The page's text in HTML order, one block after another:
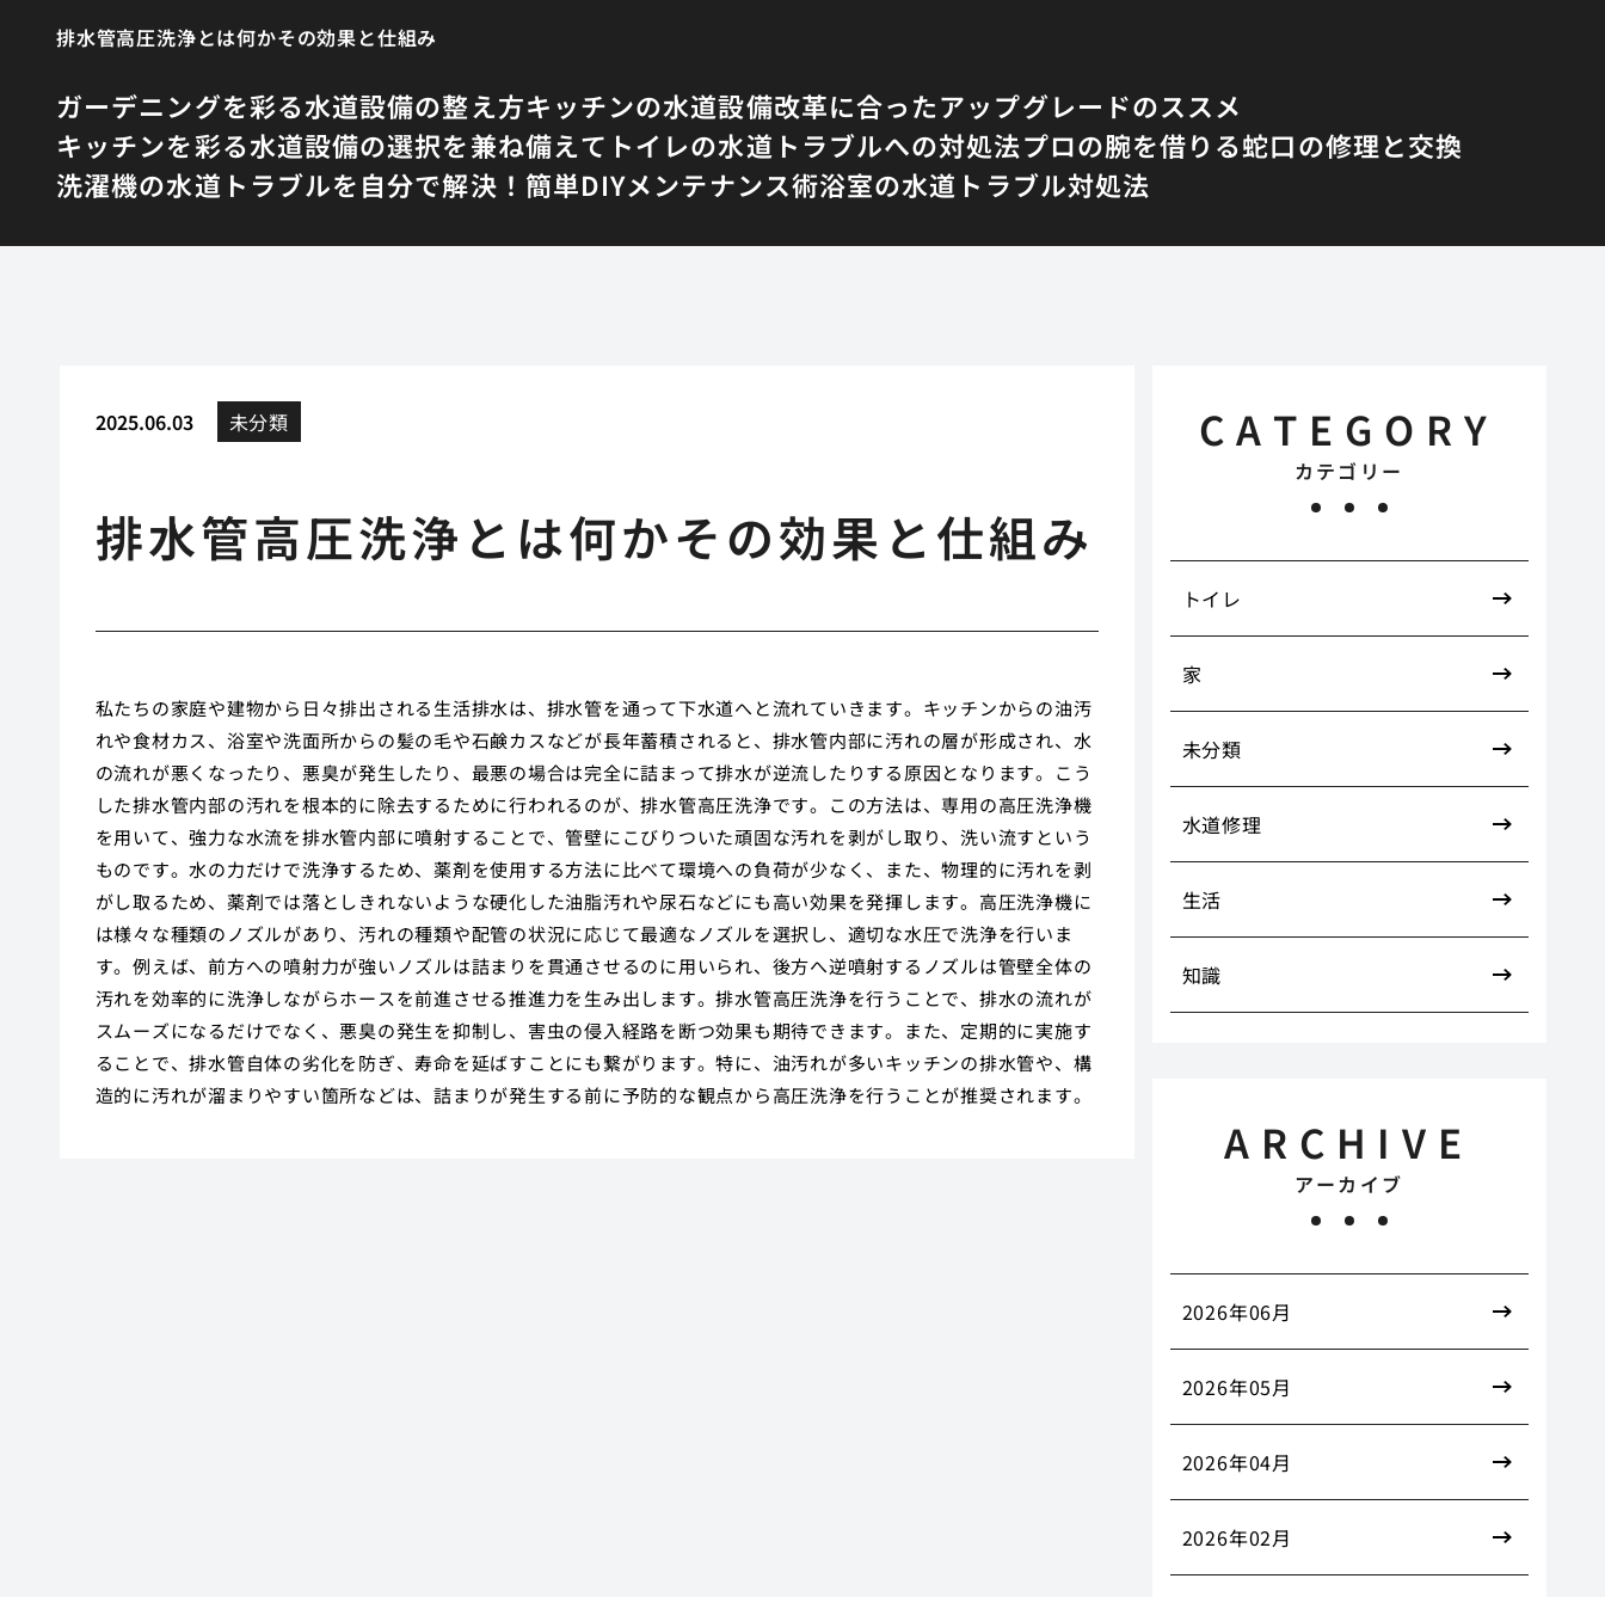
排水管高圧洗浄とは何かその効果と仕組み
ガーデニングを彩る水道設備の整え方キッチンの水道設備改革に合ったアップグレードのススメ
キッチンを彩る水道設備の選択を兼ね備えて トイレの水道トラブルへの対処法プロの腕を借りる蛇口の修理と交換
洗濯機の水道トラブルを自分で解決！簡単DIYメンテナンス術浴室の水道トラブル対処法
2025.06.03 未分類
排水管高圧洗浄とは何かその効果と仕組み
私たちの家庭や建物から日々排出される生活排水は、排水管を通って下水道へと流れていきます。キッチンからの油汚
れや食材カス、浴室や洗面所からの髪の毛や石鹸カスなどが長年蓄積されると、排水管内部に汚れの層が形成され、水
の流れが悪くなったり、悪臭が発生したり、最悪の場合は完全に詰まって排水が逆流したりする原因となります。こう
した排水管内部の汚れを根本的に除去するために行われるのが、排水管高圧洗浄です。この方法は、専用の高圧洗浄機
を用いて、強力な水流を排水管内部に噴射することで、管壁にこびりついた頑固な汚れを剥がし取り、洗い流すという
ものです。水の力だけで洗浄するため、薬剤を使用する方法に比べて環境への負荷が少なく、また、物理的に汚れを剥
がし取るため、薬剤では落としきれないような硬化した油脂汚れや尿石などにも高い効果を発揮します。高圧洗浄機に
は様々な種類のノズルがあり、汚れの種類や配管の状況に応じて最適なノズルを選択し、適切な水圧で洗浄を行いま
す。例えば、前方への噴射力が強いノズルは詰まりを貫通させるのに用いられ、後方へ逆噴射するノズルは管壁全体の
汚れを効率的に洗浄しながらホースを前進させる推進力を生み出します。排水管高圧洗浄を行うことで、排水の流れが
スムーズになるだけでなく、悪臭の発生を抑制し、害虫の侵入経路を断つ効果も期待できます。また、定期的に実施す
ることで、排水管自体の劣化を防ぎ、寿命を延ばすことにも繋がります。特に、油汚れが多いキッチンの排水管や、構
造的に汚れが溜まりやすい箇所などは、詰まりが発生する前に予防的な観点から高圧洗浄を行うことが推奨されます。
CATEGORY
カテゴリー
トイレ
家
未分類
水道修理
生活
知識
ARCHIVE
アーカイブ
2026年06月
2026年05月
2026年04月
2026年02月